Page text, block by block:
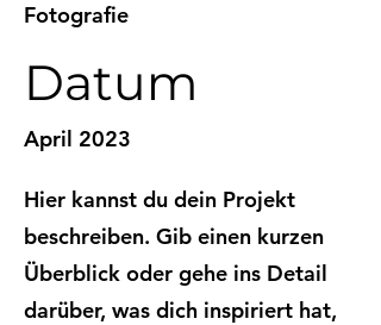
Fotografie
Datum
April 2023
Hier kannst du dein Projekt
beschreiben. Gib einen kurzen
Überblick oder gehe ins Detail
darüber, was dich inspiriert hat,